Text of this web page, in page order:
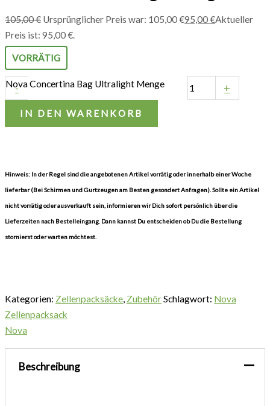
105,00€ Ursprünglicher Preis war: 105,00 €95,00€Aktueller
Preis ist: 95,00 €.
VORRÄTIG
-
Nova Concertina Bag Ultralight Menge +
IN DEN WARENKORB
Hinweis: In der Regel sind die angebotenen Artikel vorrätig oder innerhalb einer Woche
lieferbar (Bei Schirmen und Gurtzeugen am Besten gesondert Anfragen). Sollte ein Artikel
nicht vorrätig oder ausverkauft sein, informieren wir Dich sofort persönlich über die
Lieferzeiten nach Bestelleingang. Dann kannst Du entscheiden ob Du die Bestellung
stornierst oder warten möchtest.
Kategorien: Zellenpacksäcke, ZubehörSchlagwort: Nova
Zellenpacksack
Nova
Beschreibung